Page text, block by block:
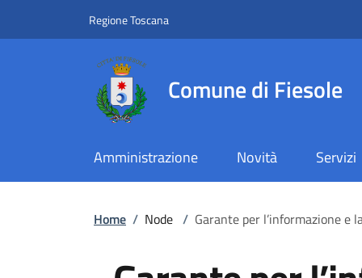
Regione ToscanaSlim top
Comune di Fiesole
Amministrazione Novità Servizi
Briciole di pane
Home / Node / Garante per l’informazione e